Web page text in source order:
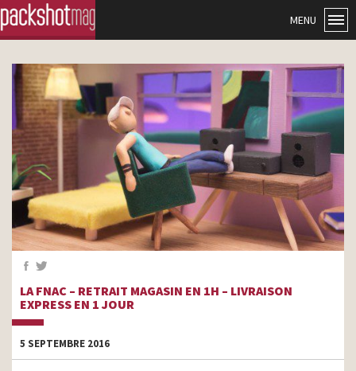
MENU
LA FNAC – RETRAIT MAGASIN EN 1H – LIVRAISON
EXPRESS EN 1 JOUR
5 SEPTEMBRE 2016